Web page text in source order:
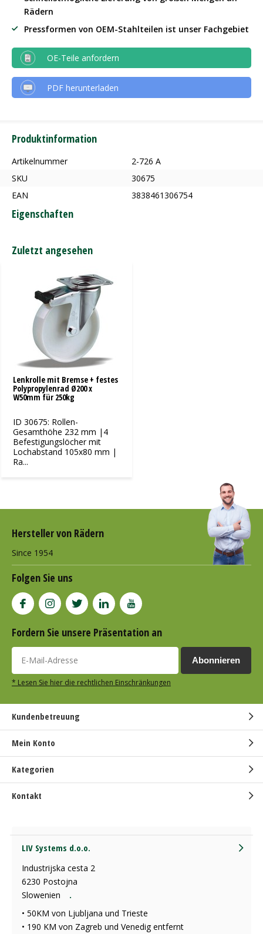
Rädern
Pressformen von OEM-Stahlteilen ist unser Fachgebiet
OE-Teile anfordern
PDF herunterladen
Produktinformation
Artikelnummer
2-726 A
SKU
30675
EAN
3838461306754
Eigenschaften
Zuletzt angesehen
Lenkrolle mit Bremse + festes
Polypropylenrad Ø200 x
W50mm für 250kg
ID 30675: Rollen-
Gesamthöhe 232 mm |4
Befestigungslöcher mit
Lochabstand 105x80 mm |
Ra...
Hersteller von Rädern
Since 1954
Folgen Sie uns
Fordern Sie unsere Präsentation an
Abonnieren
* Lesen Sie hier die rechtlichen Einschränkungen
Kundenbetreuung
Mein Konto
Kategorien
Kontakt
LIV Systems d.o.o.
Industrijska cesta 2
6230 Postojna
Slowenien
.
• 50KM von Ljubljana und Trieste
• 190 KM von Zagreb und Venedig entfernt